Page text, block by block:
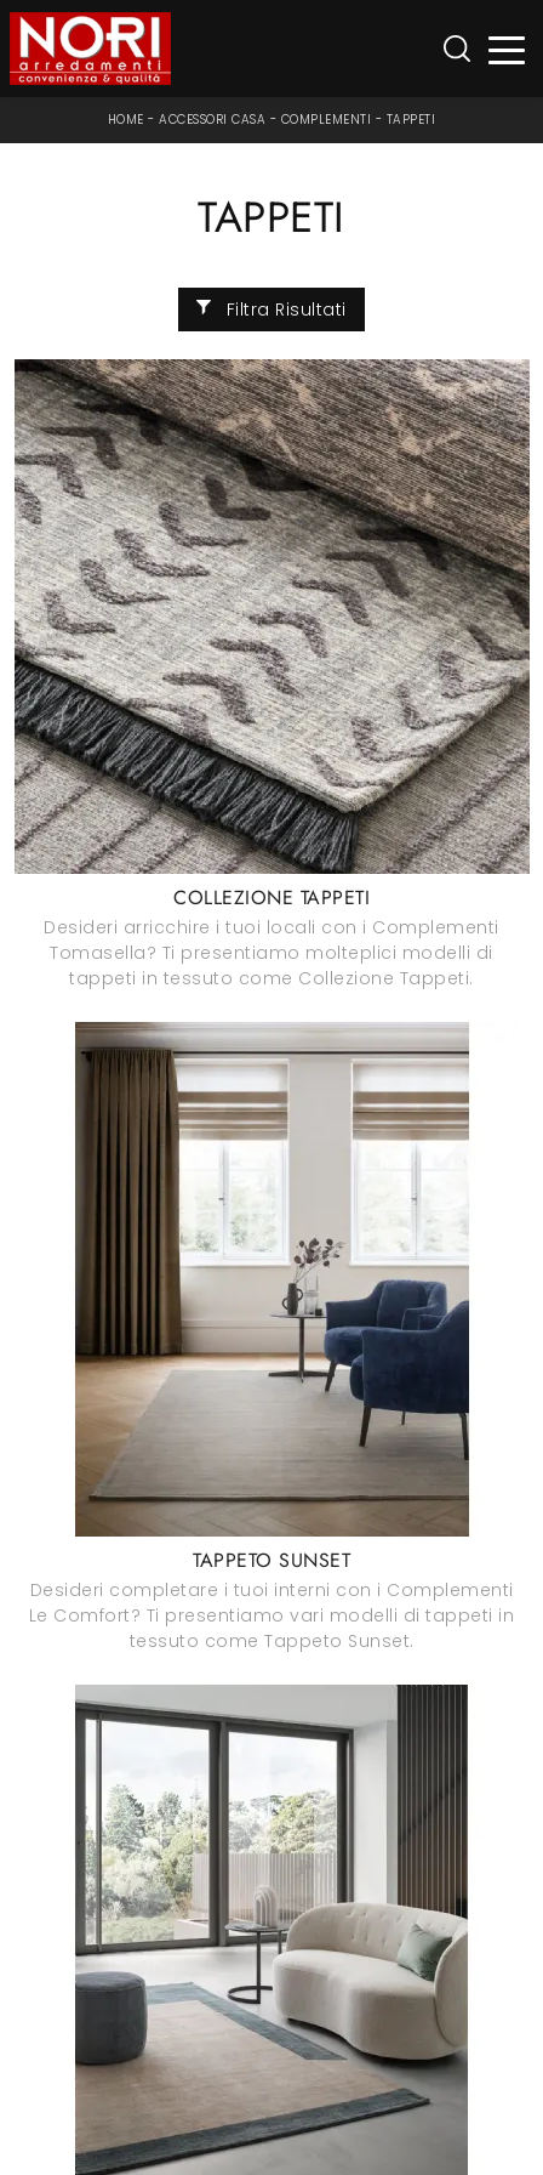
HOME -ACCESSORI CASA - COMPLEMENTI - TAPPETI
TAPPETI
Filtra Risultati
COLLEZIONE TAPPETI
Desideri arricchire i tuoi locali con i Complementi
Tomasella? Ti presentiamo molteplici modelli di
tappeti in tessuto come Collezione Tappeti.
TAPPETO SUNSET
Desideri completare i tuoi interni con i Complementi
Le Comfort? Ti presentiamo vari modelli di tappeti in
tessuto come Tappeto Sunset.